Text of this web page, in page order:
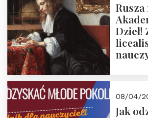
Dzieł!
08/04/
Jak